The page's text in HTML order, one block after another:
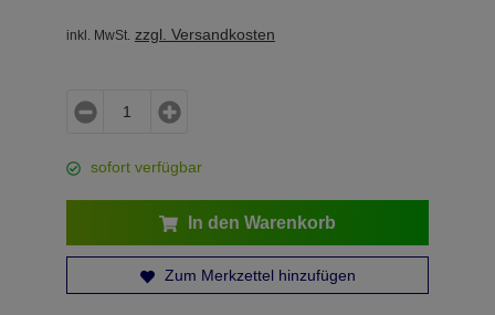
inkl. MwSt. zzgl. Versandkosten
sofort verfügbar
In den Warenkorb
Zum Merkzettel hinzufügen